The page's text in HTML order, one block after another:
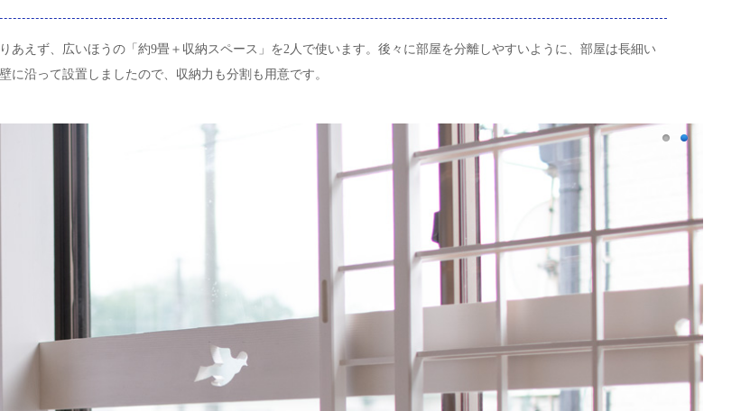
えず、広いほうの「約9畳＋収納スペース」を2人で使います。後々に部屋を分離しやすいように、部屋は長細い
沿って設置しましたので、収納力も分割も用意です。